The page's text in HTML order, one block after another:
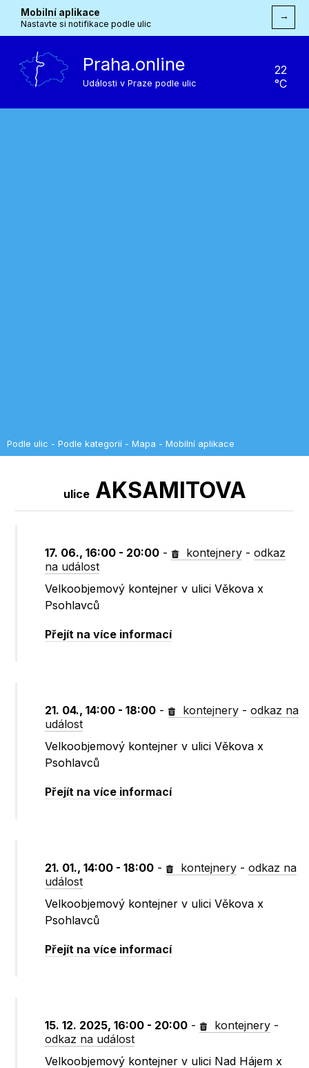
Mobilní aplikace
Nastavte si notifikace podle ulic
→
Praha.online
Události v Praze podle ulic
22
°C
Podle ulic - Podle kategorií - Mapa - Mobilní aplikace
uliceAKSAMITOVA
17. 06., 16:00 - 20:00 - kontejnery -odkaz
na událost
Velkoobjemový kontejner v ulici Věkova x
Psohlavců
Přejít na více informací
21. 04., 14:00 - 18:00 - kontejnery -odkaz na
událost
Velkoobjemový kontejner v ulici Věkova x
Psohlavců
Přejít na více informací
21. 01., 14:00 - 18:00 - kontejnery -odkaz na
událost
Velkoobjemový kontejner v ulici Věkova x
Psohlavců
Přejít na více informací
15. 12. 2025, 16:00 - 20:00 - kontejnery -
odkaz na událost
Velkoobjemový kontejner v ulici Nad Hájem x